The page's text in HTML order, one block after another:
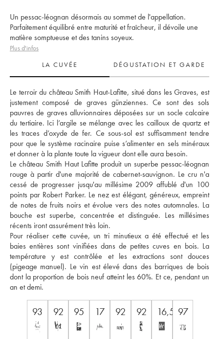
Un pessac-léognan désormais au sommet de l'appellation.
Parfaitement équilibré entre maturité et fraîcheur, il dévoile une
matière somptueuse et des tanins soyeux.
Plus d'infos
LA CUVÉE
DÉGUSTATION ET GARDE
Le terroir du château Smith Haut-Lafitte, situé dans les Graves, est
justement composé de graves günziennes. Ce sont des sols
pauvres de graves alluvionnaires déposées sur un socle calcaire
du tertiaire. Ici l’argile se mélange avec les cailloux de quartz et
les traces d’oxyde de fer. Ce sous-sol est suffisamment tendre
pour que le système racinaire puise s’alimenter en sels minéraux
et donner à la plante toute la vigueur dont elle aura besoin.
Le château Smith Haut Lafitte produit un superbe pessac-léognan
rouge à partir d'une majorité de cabernet-sauvignon. Le cru n'a
cessé de progresser jusqu'au millésime 2009 affublé d'un 100
points par Robert Parker. Le nez est élégant, généreux, empreint
de notes de fruits noirs et évolue vers des notes automnales. La
bouche est superbe, concentrée et distinguée. Les millésimes
récents iront assurément très loin.
Pour réaliser cette cuvée, un tri minutieux a été effectué et les
baies entières sont vinifiées dans de petites cuves en bois. La
température y est contrôlée et les extractions sont douces
(pigeage manuel). Le vin est élevé dans des barriques de bois
dont la proportion de bois neuf atteint les 60%. Et ce, pendant un
an et demi.
93 92 95 17 92 92 16,5/20
97